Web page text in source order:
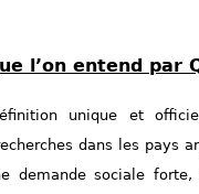
l’on entend par
unique et
dans les pays
demande sociale